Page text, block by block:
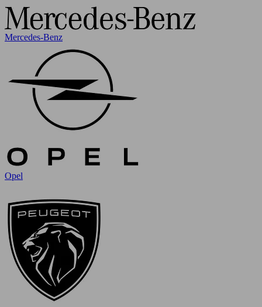
Mercedes-Benz
Opel